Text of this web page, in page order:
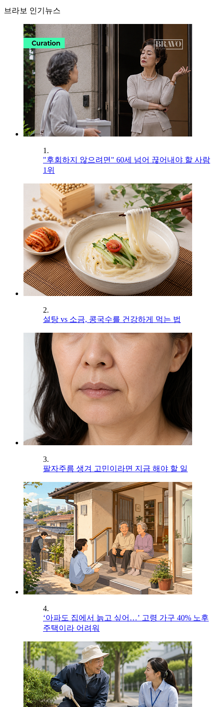
브라보 인기뉴스
1.
"후회하지 않으려면" 60세 넘어 끊어내야 할 사람
1위
2.
설탕 vs 소금, 콩국수를 건강하게 먹는 법
3.
팔자주름 생겨 고민이라면 지금 해야 할 일
4.
‘아파도 집에서 늙고 싶어…’ 고령 가구 40% 노후
주택이라 어려워